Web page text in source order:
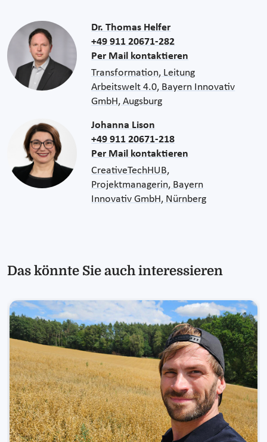
Dr. Thomas Helfer
+49 911 20671-282
Per Mail kontaktieren
Transformation, Leitung
Arbeitswelt 4.0, Bayern Innovativ
GmbH, Augsburg
Johanna Lison
+49 911 20671-218
Per Mail kontaktieren
CreativeTechHUB,
Projektmanagerin, Bayern
Innovativ GmbH, Nürnberg
Das könnte Sie auch interessieren